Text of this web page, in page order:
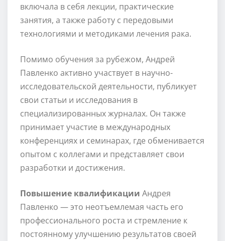
включала в себя лекции, практические
занятия, а также работу с передовыми
технологиями и методиками лечения рака.
Помимо обучения за рубежом, Андрей
Павленко активно участвует в научно-
исследовательской деятельности, публикует
свои статьи и исследования в
специализированных журналах. Он также
принимает участие в международных
конференциях и семинарах, где обменивается
опытом с коллегами и представляет свои
разработки и достижения.
Повышение квалификации Андрея
Павленко — это неотъемлемая часть его
профессионального роста и стремление к
постоянному улучшению результатов своей